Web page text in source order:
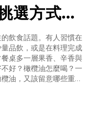
選方式完
飲食話題。有人習慣在
品飲，或是在料理完成
桌多一層果香、辛香與
好？橄欖油怎麼喝？一
油，又該留意哪些重
單、安心的方式，把橄
？生飲橄欖油，指的是